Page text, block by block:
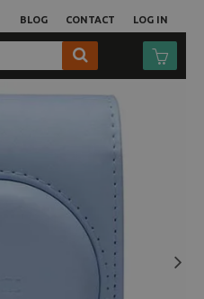
LOG IN
BLOG CONTACT